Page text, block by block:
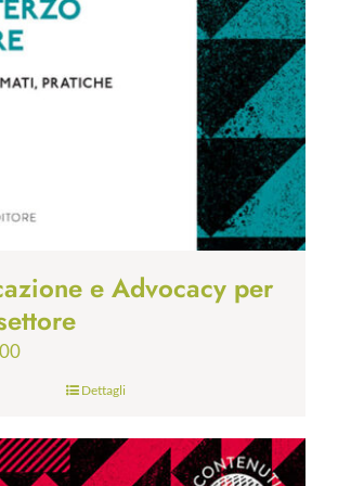
e Advocacy per
Fascia
€9.99
Dettagli